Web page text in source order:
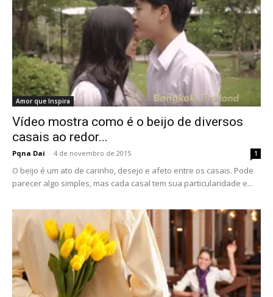
Amor que Inspira
Vídeo mostra como é o beijo de diversos
casais ao redor...
Pqna Dai - 4 de novembro de 2015 1
O beijo é um ato de carinho, desejo e afeto entre os casais. Pode
parecer algo simples, mas cada casal tem sua particularidade e...